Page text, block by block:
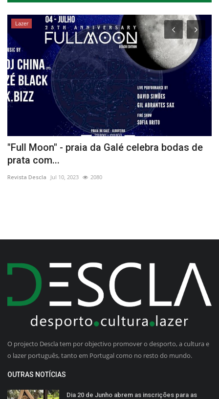
Lazer
"Full Moon" - praia da Galé celebra bodas de
prata com...
Revista Descla Jul 10, 2023 2080
O projecto Descla tem por objectivo promover o desporto, a cultura e
o lazer português, tanto em Portugal como no resto do mundo.
OUTRAS NOTÍCIAS
Dia 20 de Junho abrem as inscrições para as